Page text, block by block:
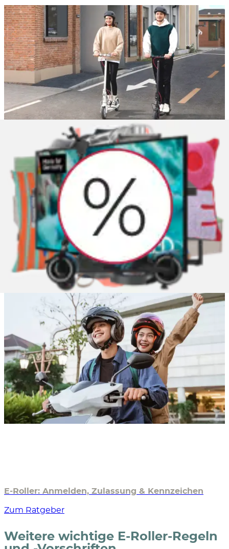
Darüber hinaus muss das Fahrzeug für dieNutzung
im Straßenverkehr zugelassen
sein und eine
allgemeine Betriebserlaubnis besitzen. In
Produktbeschreibungen erkennst du das an
Formulierungen wie„Nutzungsbereich innerhalb der
StVZO“.
Ebenfalls vorgeschrieben ist eine
Haftpflichtversicherung.Erfahre hier zu Anmeldung
zu von E-Rollern.
E-Roller: Anmelden, Zulassung & Kennzeichen
Zum Ratgeber
Weitere wichtige E-Roller-Regeln